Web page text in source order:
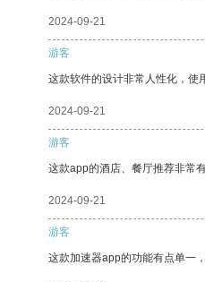
2024-09-21
游客
这款软件的设计非常人性化，使
2024-09-21
游客
这款app的酒店、餐厅推荐非常
2024-09-21
游客
这款加速器app的功能有点单一